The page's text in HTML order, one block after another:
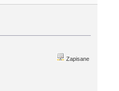
Zapisane